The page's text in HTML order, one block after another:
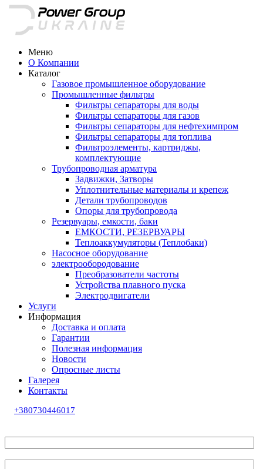
Меню
О Компании
Каталог
Газовое промышленное оборудование
Промышленные фильтры
Фильтры сепараторы для воды
Фильтры сепараторы для газов
Фильтры сепараторы для нефтехимпром
Фильтры сепараторы для топлива
Фильтроэлементы, картриджы,
комплектующие
Трубопроводная арматура
Задвижки, Затворы
Уплотнительные материалы и крепеж
Детали трубопроводов
Опоры для трубопровода
Резервуары, емкости, баки
ЕМКОСТИ, РЕЗЕРВУАРЫ
Теплоаккумуляторы (Теплобаки)
Насосное оборудование
электрообородование
Преобразователи частоты
Устройства плавного пуска
Электродвигатели
Услуги
Информация
Доставка и оплата
Гарантии
Полезная информация
Новости
Опросные листы
Галерея
Контакты
+380730446017